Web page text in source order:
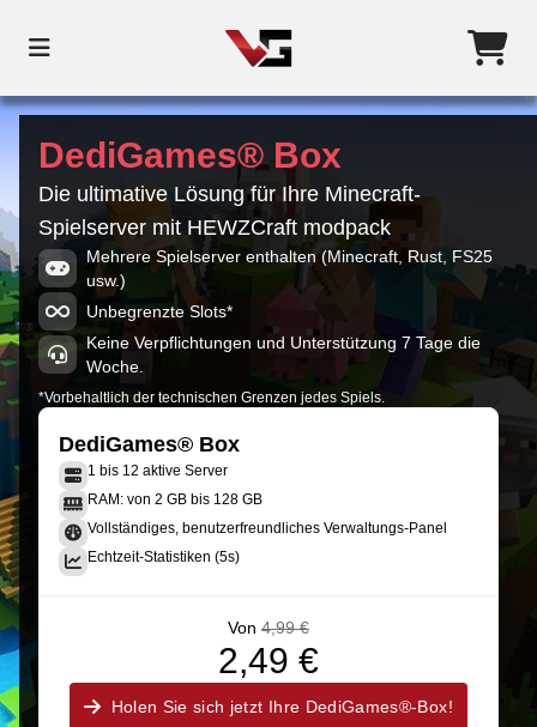
DediGames® Box
Die ultimative Lösung für Ihre Minecraft-
Spielserver mit HEWZCraft modpack
Mehrere Spielserver enthalten (Minecraft, Rust, FS25
usw.)
Unbegrenzte Slots*
Keine Verpflichtungen und Unterstützung 7 Tage die
Woche.
*Vorbehaltlich der technischen Grenzen jedes Spiels.
DediGames® Box
1 bis 12 aktive Server
RAM: von 2 GB bis 128 GB
Vollständiges, benutzerfreundliches Verwaltungs-Panel
Echtzeit-Statistiken (5s)
Von 4,99 €
2,49 €
Holen Sie sich jetzt Ihre DediGames®-Box!